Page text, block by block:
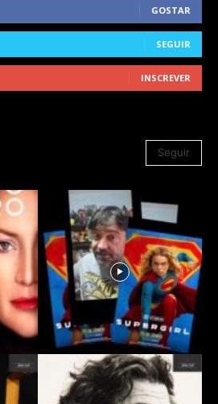
GOSTAR
SEGUIR
INSCREVER
Seguir